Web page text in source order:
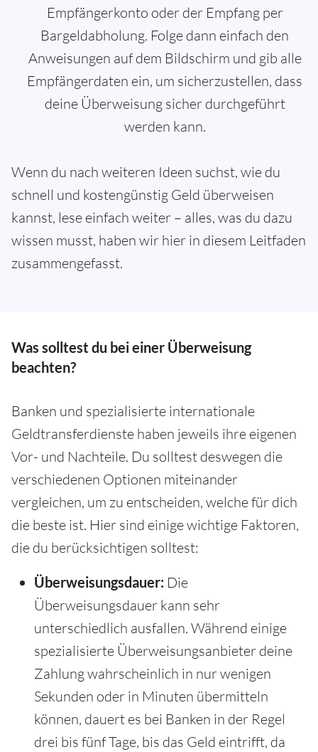
Empfängerkonto oder der Empfang per
Bargeldabholung. Folge dann einfach den
Anweisungen auf dem Bildschirm und gib alle
Empfängerdaten ein, um sicherzustellen, dass
deine Überweisung sicher durchgeführt
werden kann.
Wenn du nach weiteren Ideen suchst, wie du
schnell und kostengünstig Geld überweisen
kannst, lese einfach weiter – alles, was du dazu
wissen musst, haben wir hier in diesem Leitfaden
zusammengefasst.
Was solltest du bei einer Überweisung
beachten?
Banken und spezialisierte internationale
Geldtransferdienste haben jeweils ihre eigenen
Vor- und Nachteile. Du solltest deswegen die
verschiedenen Optionen miteinander
vergleichen, um zu entscheiden, welche für dich
die beste ist. Hier sind einige wichtige Faktoren,
die du berücksichtigen solltest:
Überweisungsdauer: Die
Überweisungsdauer kann sehr
unterschiedlich ausfallen. Während einige
spezialisierte Überweisungsanbieter deine
Zahlung wahrscheinlich in nur wenigen
Sekunden oder in Minuten übermitteln
können, dauert es bei Banken in der Regel
drei bis fünf Tage, bis das Geld eintrifft, da